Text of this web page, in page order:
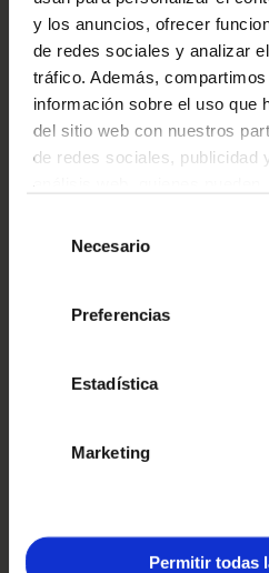
y los anuncios, ofrecer
de redes sociales y analizar el
tráfico. Además, compartimos
información sobre el uso que
del sitio web con nuestros
de redes sociales, publicidad
análisis web, quienes pueden
que les haya proporcionado o
Necesario
Preferencias
Estadística
Marketing
Permitir todas
2 PLANTILLAS